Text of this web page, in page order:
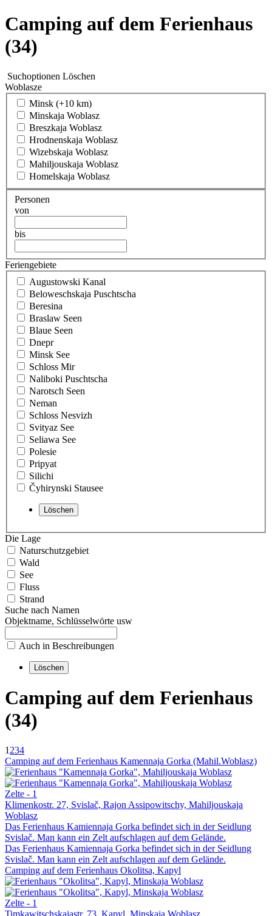
Camping auf dem Ferienhaus
(34)
Suchoptionen Löschen
Woblasze
Minsk (+10 km)
Minskaja Woblasz
Breszkaja Woblasz
Hrodnenskaja Woblasz
Wizebskaja Woblasz
Mahiljouskaja Woblasz
Homelskaja Woblasz
Personen
von
bis
Feriengebiete
Augustowski Kanal
Beloweschskaja Puschtscha
Beresina
Braslaw Seen
Blaue Seen
Dnepr
Minsk See
Schloss Mir
Naliboki Puschtscha
Narotsch Seen
Neman
Schloss Nesvizh
Svityaz See
Seliawa See
Polesie
Pripyat
Silichi
Čyhirynski Stausee
Die Lage
Naturschutzgebiet
Wald
See
Fluss
Strand
Suche nach Namen
Objektname, Schlüsselwörte usw
Auch in Beschreibungen
Camping auf dem Ferienhaus
(34)
1 234
Camping auf dem Ferienhaus Kamennaja Gorka (Mahil.Woblasz)
Zelte - 1
Klimenkostr. 27, Svislač, Rajon Assipowitschy, Mahiljouskaja
Woblasz
Das Ferienhaus Kamiennaja Gorka befindet sich in der Seidlung
Svislač. Man kann ein Zelt aufschlagen auf dem Gelände.
Das Ferienhaus Kamiennaja Gorka befindet sich in der Seidlung
Svislač. Man kann ein Zelt aufschlagen auf dem Gelände.
Camping auf dem Ferienhaus Okolitsa, Kapyl
Zelte - 1
Timkawitschskajastr. 73, Kapyl, Minskaja Woblasz